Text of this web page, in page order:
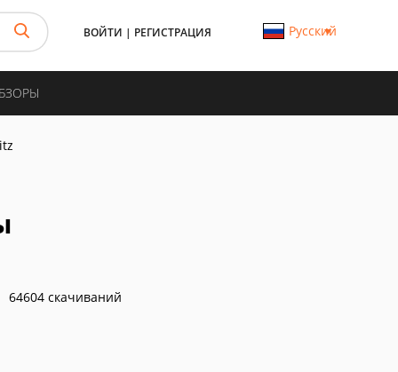
ВОЙТИ | РЕГИСТРАЦИЯ Русский
64604 скачиваний